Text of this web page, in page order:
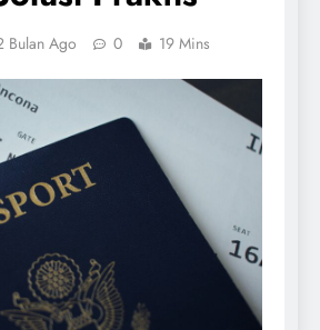
Bulan Ago 0 19 Mins